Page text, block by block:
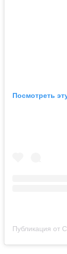
Посмотреть
Публикация от